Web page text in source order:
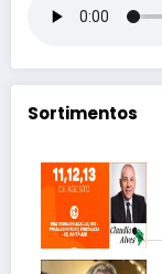
Sortimentos